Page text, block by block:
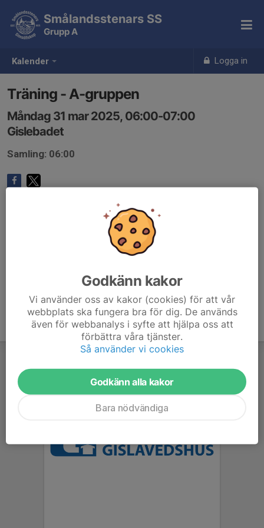
Kalender Logga in
Smålandsstenars SS
Grupp A
Träning - A-gruppen
Måndag 31 mar 2025, 06:00-07:00
Gislebadet
Samling: 06:00
Godkänn kakor
Vi använder oss av kakor (cookies) för att vår
webbplats ska fungera bra för dig. De används
även för webbanalys i syfte att hjälpa oss att
förbättra våra tjänster.
Så använder vi cookies
Godkänn alla kakor
Bara nödvändiga